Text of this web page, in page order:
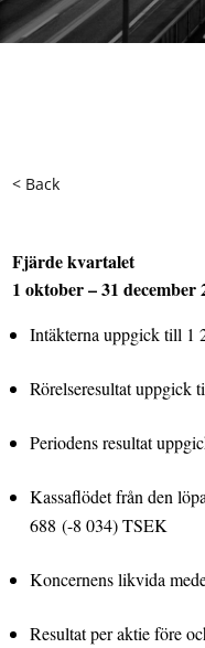
< Back
Fjärde kvartalet
1 oktober – 31 december
Intäkterna uppgick till 1
Rörelseresultat uppgick
Periodens resultat
Kassaflödet från den
688(-8 034) TSEK
Koncernens likvida
Resultat per aktie före